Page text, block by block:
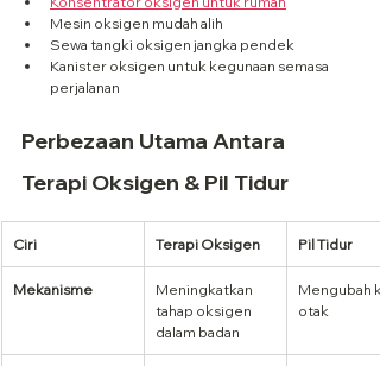
Mesin oksigen mudah alih
Sewa tangki oksigen jangka pendek
Kanister oksigen untuk kegunaan semasa
perjalanan
Perbezaan Utama Antara
Terapi Oksigen & Pil Tidur
Ciri Terapi Oksigen Pil Tidur
Mekanisme
Meningkatkan
tahap oksigen
dalam badan
Mengubah
otak